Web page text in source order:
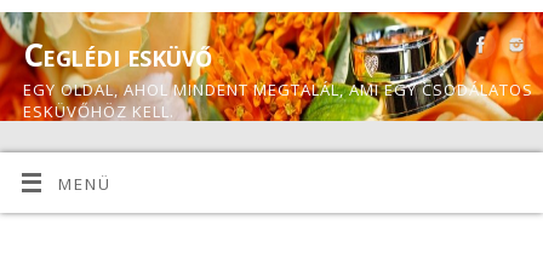
Ceglédi esküvő
EGY OLDAL, AHOL MINDENT MEGTALÁL, AMI EGY CSODÁLATOS
ESKÜVŐHÖZ KELL.
MENÜ